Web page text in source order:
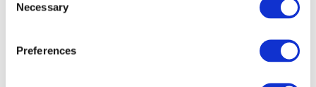
Selection
Necessary
Preferences